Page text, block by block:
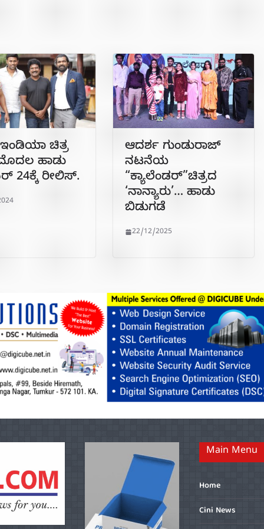
ಚಿತ್ರ
ಹಾಡು
24ಕ್ಕೆ ರೀಲಿಸ್.
ಆದರ್ಶ ಗುಂಡುರಾಜ್
ನಟನೆಯ
“ಕ್ಯಾಲೆಂಡರ್”ಚಿತ್ರದ
‘ನಾನ್ಯಾರು’… ಹಾಡು
ಬಿಡುಗಡೆ
22/12/2025
Main Menu
Home
Cini News